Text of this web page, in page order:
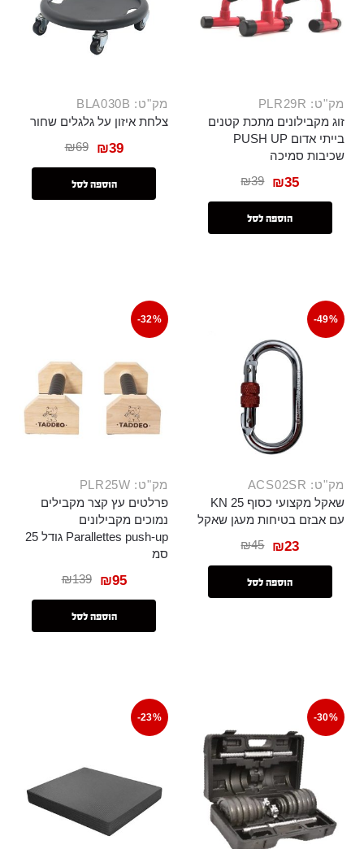
מק"ט: PLR29R
זוג מקבילונים מתכת קטנים
בייתי אדום PUSH UP
שכיבות סמיכה
₪39 ₪35
הוספה לסל
מק"ט: BLA030B
צלחת איזון על גלגלים שחור
₪69 ₪39
הוספה לסל
-49%
מק"ט: ACS02SR
שאקל מקצועי כסוף 25 KN
עם אבזם בטיחות מעגן שאקל
₪45 ₪23
הוספה לסל
-32%
מק"ט: PLR25W
פרלטים עץ קצר מקבילים
נמוכים מקבילונים
Parallettes push-up גודל 25
סמ
₪139 ₪95
הוספה לסל
-30%
-23%